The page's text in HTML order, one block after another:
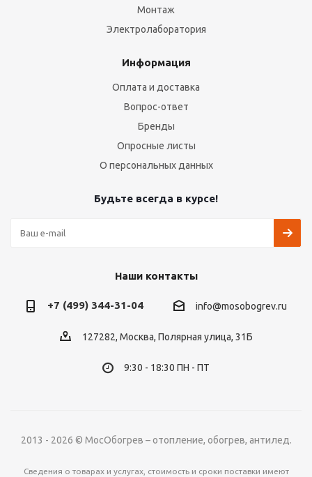
Монтаж
Электролаборатория
Информация
Оплата и доставка
Вопрос-ответ
Бренды
Опросные листы
О персональных данных
Будьте всегда в курсе!
Наши контакты
+7 (499) 344-31-04 info@mosobogrev.ru
127282, Москва, Полярная улица, 31Б
9:30 - 18:30 ПН - ПТ
2013 - 2026 © МосОбогрев – отопление, обогрев, антилед.
Сведения о товарах и услугах, стоимость и сроки поставки имеют